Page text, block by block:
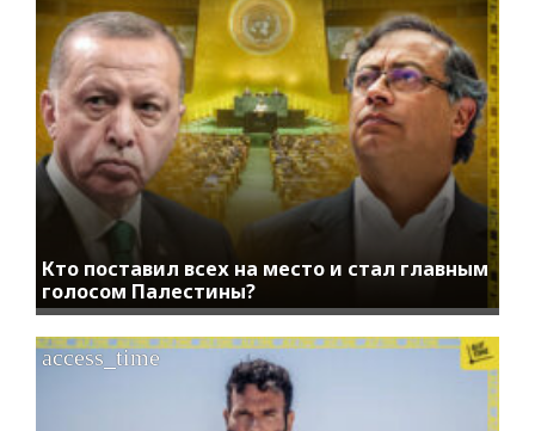
Кто поставил всех на место и стал главным
голосом Палестины?
access_time